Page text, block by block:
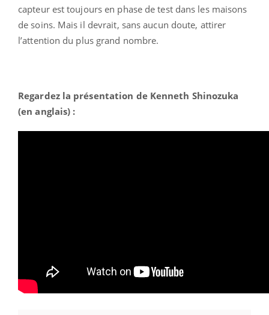
capteur est toujours en phase de test dans les maisons
de soins. Mais il devrait, sans aucun doute, attirer
l’attention du plus grand nombre.
Regardez la présentation de Kenneth Shinozuka
(en anglais) :